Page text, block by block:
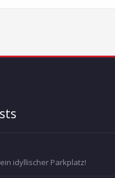
idyllischer Parkplatz!